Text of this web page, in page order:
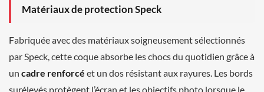
Matériaux de protection Speck
Fabriquée avec des matériaux soigneusement sélectionnés
par Speck, cette coque absorbe les chocs du quotidien grâce à
un cadre renforcé et un dos résistant aux rayures. Les bords
surélevés protègent l’écran et les objectifs photo lorsque le